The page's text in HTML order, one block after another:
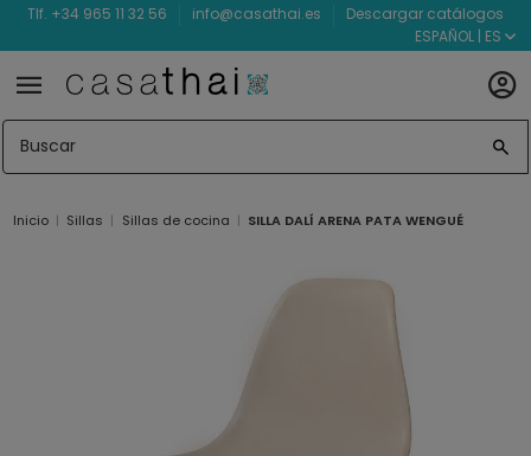
Tlf. +34 965 11 32 56 info@casathai.es
Descargar catálogos
ESPAÑOL | ES
Inicio Sillas Sillas de cocina SILLA DALÍ ARENA PATA WENGUÉ